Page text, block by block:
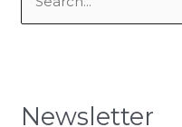
c
Newsletter